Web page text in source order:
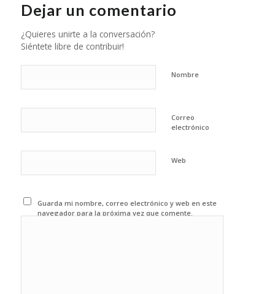
Dejar un comentario
¿Quieres unirte a la conversación?
Siéntete libre de contribuir!
Nombre
Correo
electrónico
Web
Guarda mi nombre, correo electrónico y web en este
navegador para la próxima vez que comente.